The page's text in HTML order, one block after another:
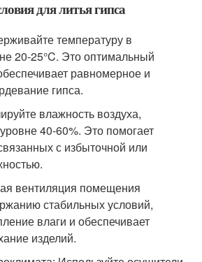
для литья гипса
температуру в
20-25°C. Это оптимальный
равномерное и
гипса.
влажность воздуха,
40-60%. Это помогает
с избыточной или
вентиляция помещения
стабильных условий,
влаги и обеспечивает
изделий.